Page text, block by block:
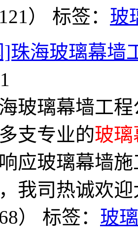
） 标签： 玻
珠海玻璃幕墙
玻璃幕墙工
支专业的玻
应玻璃幕墙
我司热诚欢
） 标签： 玻